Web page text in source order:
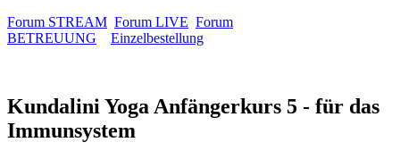
Forum STREAM Forum LIVE Forum
BETREUUNG
Einzelbestellung
Kundalini Yoga Anfängerkurs 5 - für das
Immunsystem